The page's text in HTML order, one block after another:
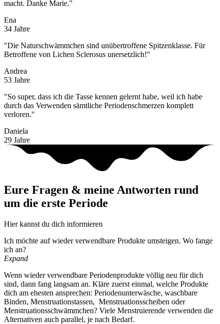
macht. Danke Marie."
Ena
34 Jahre
"Die Naturschwämmchen sind unübertroffene Spitzenklasse. Für
Betroffene von Lichen Sclerosus unersetzlich!"
Andrea
53 Jahre
"So super, dass ich die Tasse kennen gelernt habe, weil ich habe
durch das Verwenden sämtliche Periodenschmerzen komplett
verloren."
Daniela
29 Jahre
Eure Fragen & meine Antworten rund
um die erste Periode
Hier kannst du dich informieren
Ich möchte auf wieder verwendbare Produkte umsteigen. Wo fange
ich an?
Expand
Wenn wieder verwendbare Periodenprodukte völlig neu für dich
sind, dann fang langsam an. Kläre zuerst einmal, welche Produkte
dich am ehesten ansprechen: Periodenunterwäsche, waschbare
Binden, Menstruationstassen, Menstruationsscheiben oder
Menstruationsschwämmchen? Viele Menstruierende verwenden die
Alternativen auch parallel, je nach Bedarf.